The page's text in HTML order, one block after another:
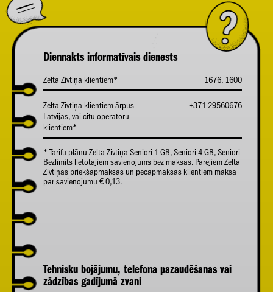
Diennakts informatīvais dienests
Zelta Zivtiņa klientiem* 1676, 1600
Zelta Zivtiņa klientiem ārpus
Latvijas, vai citu operatoru
klientiem*
+371 29560676
* Tarifu plānu Zelta Zivtiņa Seniori 1 GB, Seniori 4 GB, Seniori
Bezlimits lietotājiem savienojums bez maksas. Pārējiem Zelta
Zivtiņas priekšapmaksas un pēcapmaksas klientiem maksa
par savienojumu € 0,13.
Tehnisku bojājumu, telefona pazaudēšanas vai
zādzības gadījumā zvani